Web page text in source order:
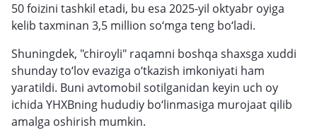
50 foizini tashkil etadi, bu esa 2025-yil oktyabr oyiga
kelib taxminan 3,5 million so‘mga teng bo‘ladi.
Shuningdek, "chiroyli" raqamni boshqa shaxsga xuddi
shunday to‘lov evaziga o‘tkazish imkoniyati ham
yaratildi. Buni avtomobil sotilganidan keyin uch oy
ichida YHXBning hududiy bo‘linmasiga murojaat qilib
amalga oshirish mumkin.